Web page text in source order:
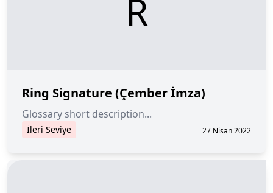
R
Ring Signature (Çember İmza)
Glossary short description...
İleri Seviye 27 Nisan 2022